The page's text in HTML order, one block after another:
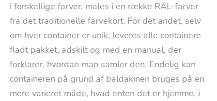
i forskellige farver, males i en række RAL-farver
fra det traditionelle farvekort. For det andet, selv
om hver container er unik, leveres alle containere
fladt pakket, adskilt og med en manual, der
forklarer, hvordan man samler den. Endelig kan
containeren på grund af baldakinen bruges på en
mere varieret måde, hvad enten det er hjemme, i